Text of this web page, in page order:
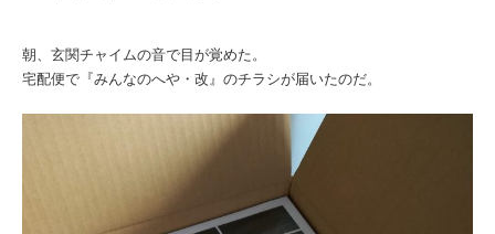
朝、玄関チャイムの音で目が覚めた。
宅配便で『みんなのへや・改』のチラシが届いたのだ。